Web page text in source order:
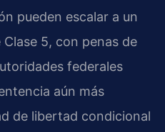
pueden escalar a un
5, con penas de
federales
aún más
de libertad condicional